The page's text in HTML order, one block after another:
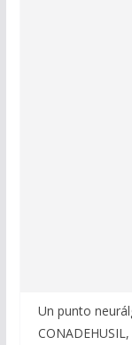
Un punto